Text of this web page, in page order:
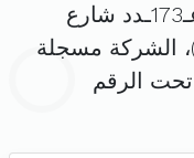
، ويقع مقرها الرئيسي في عـ173ـدد شارع
الشركة مسجلة
الرقم